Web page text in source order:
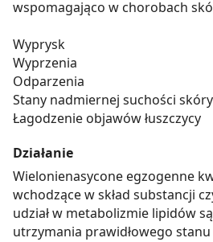
wspomagająco w chorobach
Wyprysk
Wyprzenia
Odparzenia
Stany nadmiernej suchości skóry
Łagodzenie objawów łuszczycy
Działanie
Wielonienasycone egzogenne
wchodzące w skład substancji
udział w metabolizmie lipidów
utrzymania prawidłowego stanu